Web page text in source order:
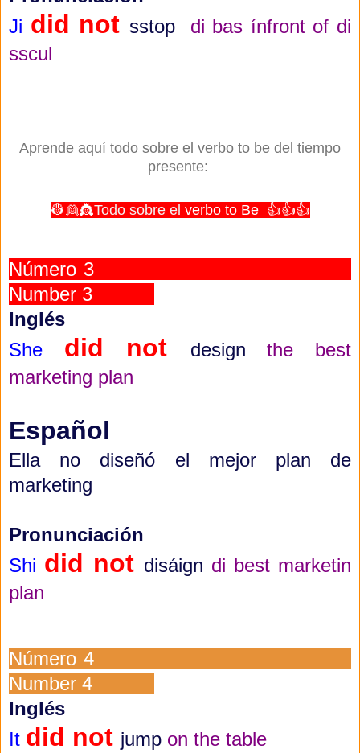
Ji did not sstop
di bas ínfront of di
sscul
Aprende aquí todo sobre el verbo to be del tiempo
presente:
👷👱👸Todo sobre el verbo to Be 👍👍👍
Número 3
Number 3
Inglés
She did not design
the best
marketing plan
Español
Ella no diseñó el mejor plan de
marketing
Pronunciación
Shi did not disáign di best marketin
plan
Número 4
Number 4
Inglés
It did not jump on the table